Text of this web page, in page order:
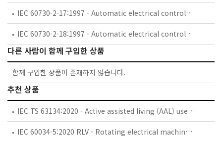
IEC 60730-2-17:1997 - Automatic electrical controls for household and similar use - Part 2: Particular requirements for electrically operated gas valves, including mechanical requirements
IEC 60730-2-18:1997 - Automatic electrical controls for household and similar use - Part 2: Particular requirements for automatic electrical water and air flow sensing controls, including mechanical requirements
다른 사람이 함께 구입한 상품
함께 구입한 상품이 존재하지 않습니다.
추천 상품
IEC TS 63134:2020 - Active assisted living (AAL) use cases
IEC 60034-5:2020 RLV - Rotating electrical machines - Part 5: Degrees of protection provided by the integral design of rotating electrical machines (IP code) - Classification